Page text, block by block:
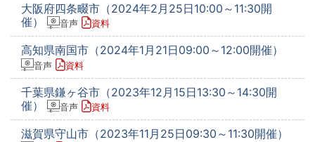
大阪府四条畷市（2024年2月25日10:00～11:30開
催）
音声 資料
高知県南国市（2024年1月21日09:00～12:00開催）
音声 資料
千葉県鎌ヶ谷市（2023年12月15日13:30～14:30開
催）
音声 資料
滋賀県守山市（2023年11月25日09:30～11:30開催）